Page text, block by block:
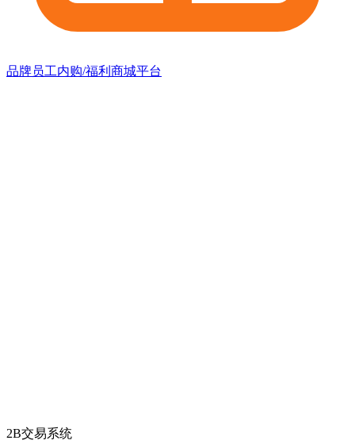
品牌员工内购/福利商城平台
2B交易系统